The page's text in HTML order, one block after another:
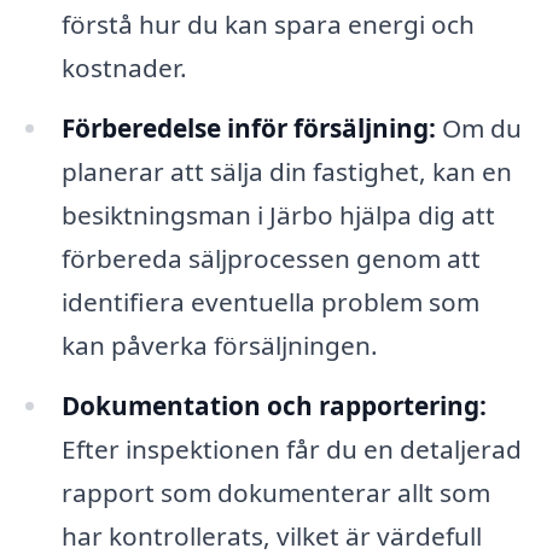
förstå hur du kan spara energi och
kostnader.
Förberedelse inför försäljning: Om du
planerar att sälja din fastighet, kan en
besiktningsman i Järbo hjälpa dig att
förbereda säljprocessen genom att
identifiera eventuella problem som
kan påverka försäljningen.
Dokumentation och rapportering:
Efter inspektionen får du en detaljerad
rapport som dokumenterar allt som
har kontrollerats, vilket är värdefull